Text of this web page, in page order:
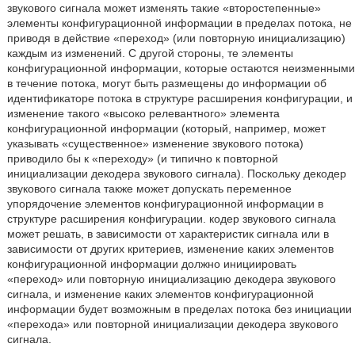
звукового сигнала может изменять такие «второстепенные»
элементы конфигурационной информации в пределах потока, не
приводя в действие «переход» (или повторную инициализацию)
каждым из изменений. С другой стороны, те элементы
конфигурационной информации, которые остаются неизменными
в течение потока, могут быть размещены до информации об
идентификаторе потока в структуре расширения конфигурации, и
изменение такого «высоко релевантного» элемента
конфигурационной информации (который, например, может
указывать «существенное» изменение звукового потока)
приводило бы к «переходу» (и типично к повторной
инициализации декодера звукового сигнала). Поскольку декодер
звукового сигнала также может допускать переменное
упорядочение элементов конфигурационной информации в
структуре расширения конфигурации. кодер звукового сигнала
может решать, в зависимости от характеристик сигнала или в
зависимости от других критериев, изменение каких элементов
конфигурационной информации должно инициировать
«переход» или повторную инициализацию декодера звукового
сигнала, и изменение каких элементов конфигурационной
информации будет возможным в пределах потока без инициации
«перехода» или повторной инициализации декодера звукового
сигнала.